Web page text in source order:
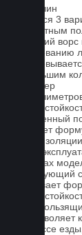
Ковролин
Имеется 3
со штатным
Короткий
образованию
небольшим
Полимер
1-
Вспененный
Придает
срока
ковриках
Армирующий
Усиливает
Не позволяет
процессе